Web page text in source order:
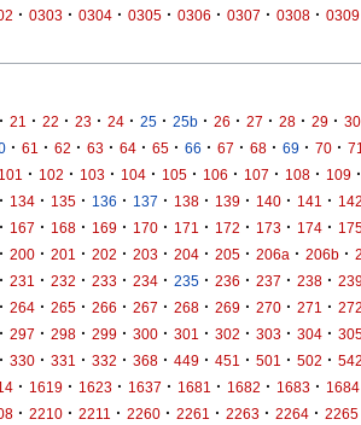
· 0303 · 0304 · 0305 · 0306 · 0307 · 0308 · 0309
· 21 · 22 · 23 · 24 · 25 · 25b · 26 · 27 · 28 · 29 · 30
· 61 · 62 · 63 · 64 · 65 · 66 · 67 · 68 · 69 · 70 · 71
101 · 102 · 103 · 104 · 105 · 106 · 107 · 108 · 109 ·
· 134 · 135 · 136 · 137 · 138 · 139 · 140 · 141 · 142
· 167 · 168 · 169 · 170 · 171 · 172 · 173 · 174 ·
· 200 · 201 · 202 · 203 · 204 · 205 · 206a · 206b ·
· 231 · 232 · 233 · 234 · 235 · 236 · 237 · 238 ·
· 264 · 265 · 266 · 267 · 268 · 269 · 270 · 271 · 272
· 297 · 298 · 299 · 300 · 301 · 302 · 303 · 304 ·
· 330 · 331 · 332 · 368 · 449 · 451 · 501 · 502 · 542
· 1619 · 1623 · 1637 · 1681 · 1682 · 1683 · 1684
· 2210 · 2211 · 2260 · 2261 · 2263 · 2264 · 2265